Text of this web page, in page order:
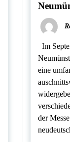
Im
eine
der